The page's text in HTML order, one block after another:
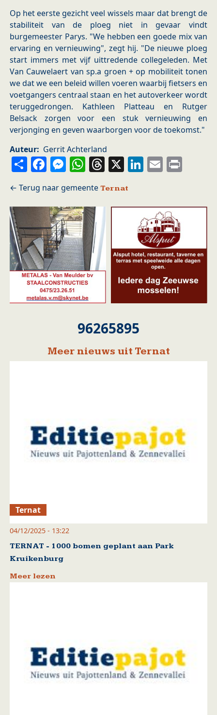
Op het eerste gezicht veel wissels maar dat brengt de
stabiliteit van de ploeg niet in gevaar vindt
burgemeester Parys. "We hebben een goede mix van
ervaring en vernieuwing", zegt hij. "De nieuwe ploeg
start immers met vijf uittredende collegeleden. Met
Van Cauwelaert van sp.a groen + op mobiliteit tonen
we dat we een beleid willen voeren waarbij fietsers en
voetgangers centraal staan en het autoverkeer wordt
teruggedrongen. Kathleen Platteau en Rutger
Belsack zorgen voor een stuk vernieuwing en
verjonging en geven waarborgen voor de toekomst."
Auteur
Gerrit Achterland
ShareFacebook
Messenger
WhatsApp
Threads
X LinkedIn
Email
Ternat
96265895
Meer nieuws uit Ternat
Ternat
04/12/2025 - 13:22
TERNAT - 1000 bomen geplant aan Park
Kruikenburg
Meer lezen